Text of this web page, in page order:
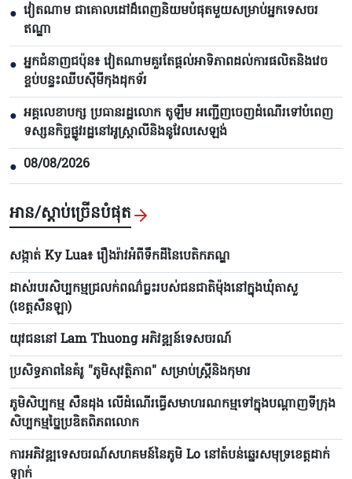
● វៀតណាម ជាគោលដៅដ៏ពេញនិយមបំផុតមួយសម្រាប់អ្នកទេសចរ
ឥណ្ឌា
● អ្នកជំនាញជប៉ុន៖ វៀតណាមគួរតែផ្តល់អាទិភាពដល់ការផលិតនិងវេច
ខ្ចប់បន្ទះឈីបស៊ីមីកុងដុកទ័រ
● អគ្គលេខាបក្ស ប្រធានរដ្ឋលោក តូឡឹម អញ្ជើញចេញដំណើរទៅបំពេញ
ទស្សនកិច្ចផ្លូវរដ្ឋនៅអូស្ត្រាលីនិងនូវែលសេឡង់
● 08/08/2026
អាន/ស្តាប់ច្រើនបំផុត
សង្កាត់ Ky Lua៖ រឿងរ៉ាវអំពីទឹកដីនៃបេតិកភណ្ឌ
ដាស់របរសិប្បកម្មជ្រលក់ពណ៌ធ្លះរបស់ជនជាតិម៉ុងនៅក្នុងឃុំតាសួ
(ខេត្តសឺនឡា)
យុវជននៅ Lam Thuong អភិវឌ្ឍន៍ទេសចរណ៍
ប្រសិទ្ធភាពនៃគំរូ "ភូមិសុវត្ថិភាព" សម្រាប់ស្ត្រីនិងកុមារ
ភូមិសិប្បកម្ម សឺនដុង លើដំណើរធ្វើសមាហរណកម្មទៅក្នុងបណ្តាញទីក្រុង
សិប្បកម្មច្នៃប្រឌិតពិភពលោក
ការអភិវឌ្ឍទេសចរណ៍សហគមន៍នៃភូមិ Lo នៅតំបន់ឆ្នេរសមុទ្រខេត្តដាក់
ឡាក់